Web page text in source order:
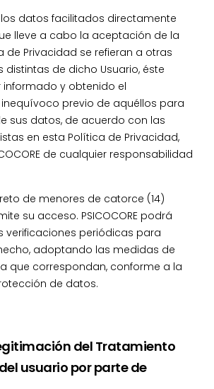
datos facilitados directamente
lleve a cabo la aceptación de la
de Privacidad se refieran a otras
distintas de dicho Usuario, éste
y obtenido el
previo de aquéllos para
sus datos, de acuerdo con las
en esta Política de Privacidad,
de cualquier responsabilidad
de menores de catorce (14)
su acceso. PSICOCORE podrá
verificaciones periódicas para
adoptando las medidas de
que correspondan, conforme a la
de datos.
del Tratamiento
usuario por parte de